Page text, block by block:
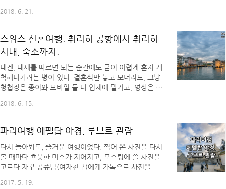
류입니다. 다시 검색해 주세요. 라는 메시지가 뜰뿐이었
는 상황. 물론 다음 유람선이 있긴 했지만, 그건 한 시간
뒤에나 오는 유람선이었다. 루체른에 가서는 지폐를 동
전으로 바꾸고, 코인라커를 찾아 거기에 캐리어를 놔둔
후 유람선을 타러 갈 계획이었다. 그러려면 빨리 기차를
잡아타야 하는데, 어느 기차가 루체른으로 가는지 알 수
없었다. 전광판이 있긴 했지만, 짧고 간결한 한국의 안내
2018. 6. 21.
스위스 신혼여행. 취리히 공항에서 취리히
시내, 숙소까지.
내겐, 대세를 따르면 되는 순간에도 굳이 어렵게 혼자 개
척해나가려는 병이 있다. 결혼식만 놓고 보더라도, 그냥
청첩장은 종이와 모바일 둘 다 업체에 맡기고, 영상은 예
는 남에게 부탁했다면 참 쉽고 간단했을 것이다. 하지만
었고, 그 결과 결혼을 앞두고 여러 감정들을 음미할 시간
도 없이 영상제작 툴을 익히고, 포토샵과 일러 사이에서
헤매며, 결혼식 당일 새벽까지 주례를 대신할 스토리 영
상을 제작해야 했다. 다행히 겨우 완료한 까닭에 결혼식
을 망치진 않았지만, 웨딩촬영도 셀프로 하고, 축가도 부
2018. 6. 15.
파리여행 에펠탑 야경, 루브르 관람
다시 돌아봐도, 즐거운 여행이었다. 찍어 온 사진을 다시
볼 때마다 흐뭇한 미소가 지어지고, 포스팅에 쓸 사진을
고르다 자꾸 공쥬님(여자친구)에게 카톡으로 사진을 보
웃질 않아. ㅋㅋㅋ” “이거 또 먹고 싶다. 진짜 맛있었는
2017. 5. 19.